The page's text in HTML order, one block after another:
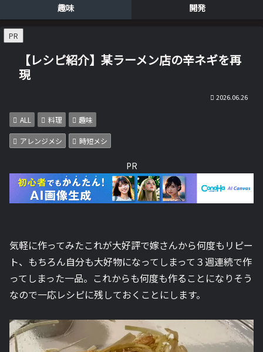
趣味
開発
PR
【レシピ紹介】某ラーメン店の辛ネギを再
現
2026.06.26
ALL 料理 趣味
アレンジメシ 時短メシ
PR
気軽に作ってみたこれが大好評で嫁さんから何度もリピー
ト、もちろん自分も大好物になってしまって３週連続で作
ってしまった一品。これからも何度も作ることになりそう
なので一応レシピに残しておくことにします。